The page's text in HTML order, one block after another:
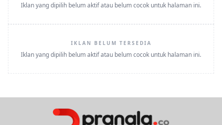
Iklan yang dipilih belum aktif atau belum cocok untuk halaman ini.
IKLAN BELUM TERSEDIA
Iklan yang dipilih belum aktif atau belum cocok untuk halaman ini.